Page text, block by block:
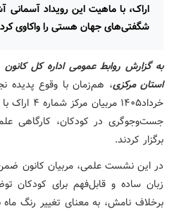
اراک، با ماهیت این رویداد آسمانی
شگفتی‌های جهان هستی را واکاوی
به گزارش روابط عمومی اداره کل
استان مرکزی
خرداد۱۴۰۵
جست‌وجوگری در کودکان، کارگاهی
برگزار کردند.
در این نشست علمی، مربیان کانون ضمن
زبان ساده و قابل‌فهم برای کودکان
برخلاف نامش، به معنای تغییر رنگ